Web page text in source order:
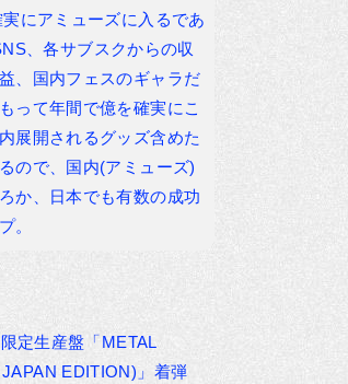
にアミューズに入るであ
、各サブスクからの収
、国内フェスのギャラだ
って年間で億を確実にこ
展開されるグッズ含めた
ので、国内(アミューズ)
か、日本でも有数の成功
。
定生産盤「METAL
EDITION)」着弾